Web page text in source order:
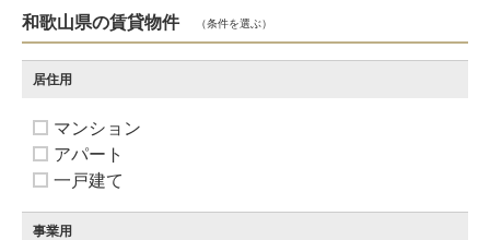
和歌山県の賃貸物件 （条件を選ぶ）
居住用
マンション
アパート
一戸建て
事業用